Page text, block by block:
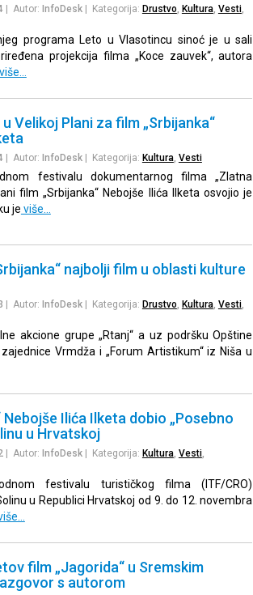
| Autor: InfoDesk| Kategorija: Drustvo, Kultura, Vesti,
programa Leto u Vlasotincu sinoć je u sali
projekcija filma „Koce zauvek“, autora
više…
Velikoj Plani za film „Srbijanka“
| Autor: InfoDesk| Kategorija: Kultura, Vesti
festivalu dokumentarnog filma „Zlatna
film „Srbijanka“ Nebojše Ilića Ilketa osvojio je
je više…
najbolji film u oblasti kulture
| Autor: InfoDesk| Kategorija: Drustvo, Kultura, Vesti,
akcione grupe „Rtanj“ a uz podršku Opštine
Vrmdža i „Forum Artistikum“ iz Niša u
Nebojše Ilića Ilketa dobio „Posebno
u Hrvatskoj
| Autor: InfoDesk| Kategorija: Kultura, Vesti,
festivalu turističkog filma (ITF/CRO)
u Republici Hrvatskoj od 9. do 12. novembra
film „Jagorida“ u Sremskim
s autorom